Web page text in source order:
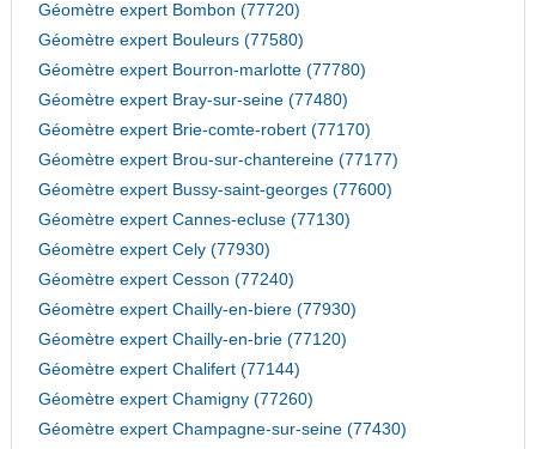
Géomètre expert Bombon (77720)
Géomètre expert Bouleurs (77580)
Géomètre expert Bourron-marlotte (77780)
Géomètre expert Bray-sur-seine (77480)
Géomètre expert Brie-comte-robert (77170)
Géomètre expert Brou-sur-chantereine (77177)
Géomètre expert Bussy-saint-georges (77600)
Géomètre expert Cannes-ecluse (77130)
Géomètre expert Cely (77930)
Géomètre expert Cesson (77240)
Géomètre expert Chailly-en-biere (77930)
Géomètre expert Chailly-en-brie (77120)
Géomètre expert Chalifert (77144)
Géomètre expert Chamigny (77260)
Géomètre expert Champagne-sur-seine (77430)